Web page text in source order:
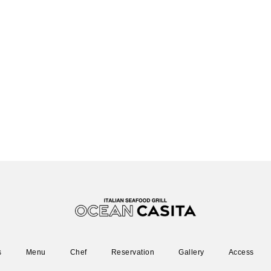
Menu Chef Reservation Gallery Access